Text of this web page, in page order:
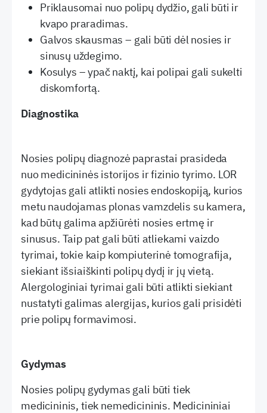
Priklausomai nuo polipų dydžio, gali būti ir
kvapo praradimas.
Galvos skausmas – gali būti dėl nosies ir
sinusų uždegimo.
Kosulys – ypač naktį, kai polipai gali sukelti
diskomfortą.
Diagnostika
Nosies polipų diagnozė paprastai prasideda
nuo medicininės istorijos ir fizinio tyrimo. LOR
gydytojas gali atlikti nosies endoskopiją, kurios
metu naudojamas plonas vamzdelis su kamera,
kad būtų galima apžiūrėti nosies ertmę ir
sinusus. Taip pat gali būti atliekami vaizdo
tyrimai, tokie kaip kompiuterinė tomografija,
siekiant išsiaiškinti polipų dydį ir jų vietą.
Alergologiniai tyrimai gali būti atlikti siekiant
nustatyti galimas alergijas, kurios gali prisidėti
prie polipų formavimosi.
Gydymas
Nosies polipų gydymas gali būti tiek
medicininis, tiek nemedicininis. Medicininiai